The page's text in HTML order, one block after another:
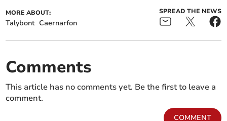
MORE ABOUT:
Talybont Caernarfon
SPREAD THE NEWS
Comments
This article has no comments yet. Be the first to leave a
comment.
COMMENT